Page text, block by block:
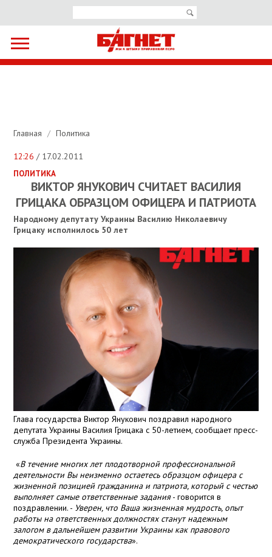
Главная / Политика
12:26 / 17.02.2011
ПОЛИТИКА
ВИКТОР ЯНУКОВИЧ СЧИТАЕТ ВАСИЛИЯ
ГРИЦАКА ОБРАЗЦОМ ОФИЦЕРА И ПАТРИОТА
Народному депутату Украины Василию Николаевичу
Грицаку исполнилось 50 лет
Глава государства Виктор Янукович поздравил народного
депутата Украины Василия Грицака с 50-летием, сообщает пресс-
служба Президента Украины.
«В течение многих лет плодотворной профессиональной
деятельности Вы неизменно остаетесь образцом офицера с
жизненной позицией гражданина и патриота, который с честью
выполняет самые ответственные задания- говорится в
поздравлении. - Уверен, что Ваша жизненная мудрость, опыт
работы на ответственных должностях станут надежным
залогом в дальнейшем развитии Украины как правового
демократического государства».